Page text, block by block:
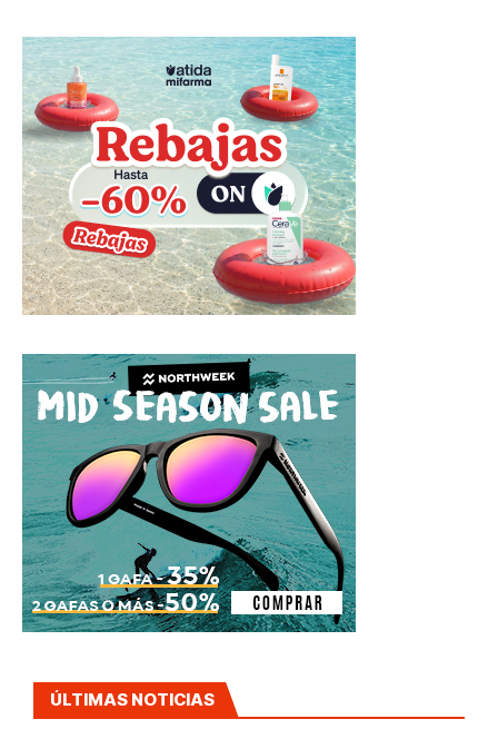
ÚLTIMAS NOTICIAS